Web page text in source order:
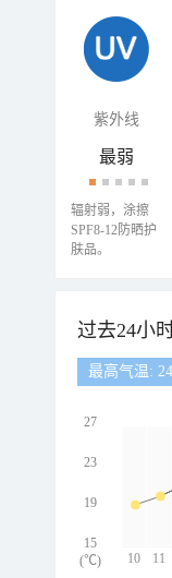
紫外线
最弱
辐射弱，涂擦
SPF8-12防晒护
肤品。
过去24小
最高气温:
10 11
27
23
19
15
(℃)